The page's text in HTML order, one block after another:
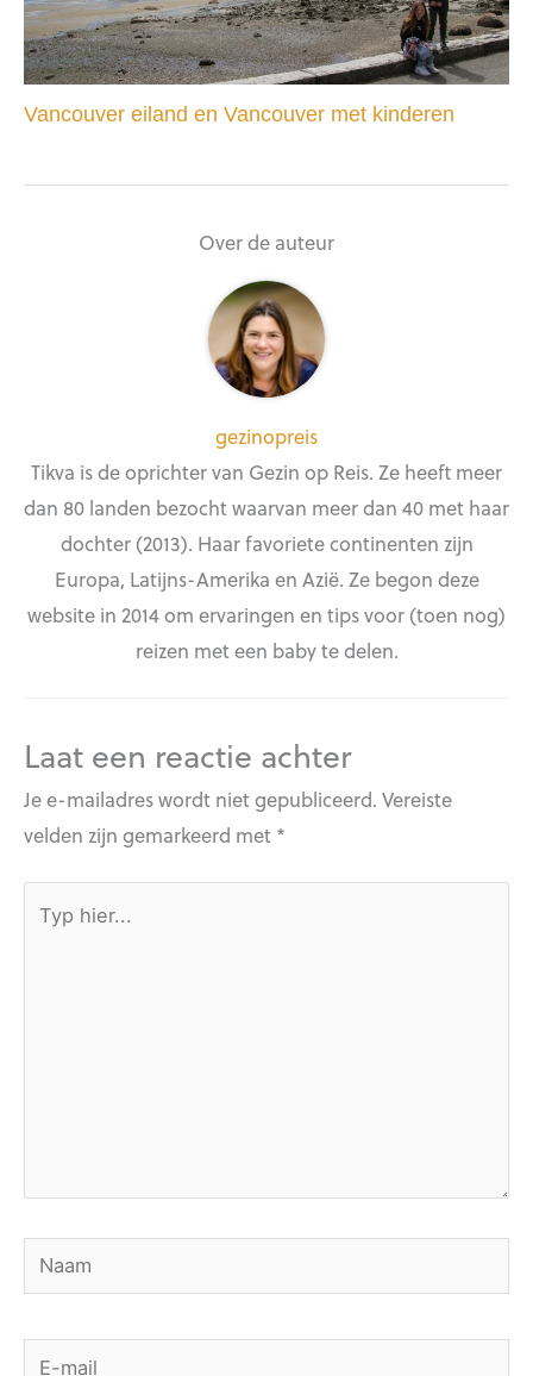
Vancouver eiland en Vancouver met kinderen
Over de auteur
gezinopreis
Tikva is de oprichter van Gezin op Reis. Ze heeft meer
dan 80 landen bezocht waarvan meer dan 40 met haar
dochter (2013). Haar favoriete continenten zijn
Europa, Latijns-Amerika en Azië. Ze begon deze
website in 2014 om ervaringen en tips voor (toen nog)
reizen met een baby te delen.
Laat een reactie achter
Je e-mailadres wordt niet gepubliceerd. Vereiste
velden zijn gemarkeerd met *
hier...
Naam
E-